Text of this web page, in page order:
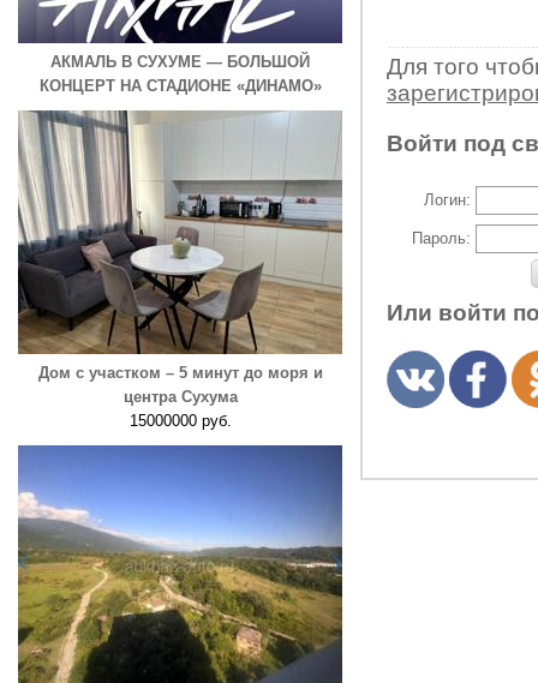
АКМАЛЬ В СУХУМЕ — БОЛЬШОЙ
КОНЦЕРТ НА СТАДИОНЕ «ДИНАМО»
Дом с участком – 5 минут до моря и
центра Сухума
15000000 руб.
Для того
Войти под
Логин:
Пароль:
Или войти